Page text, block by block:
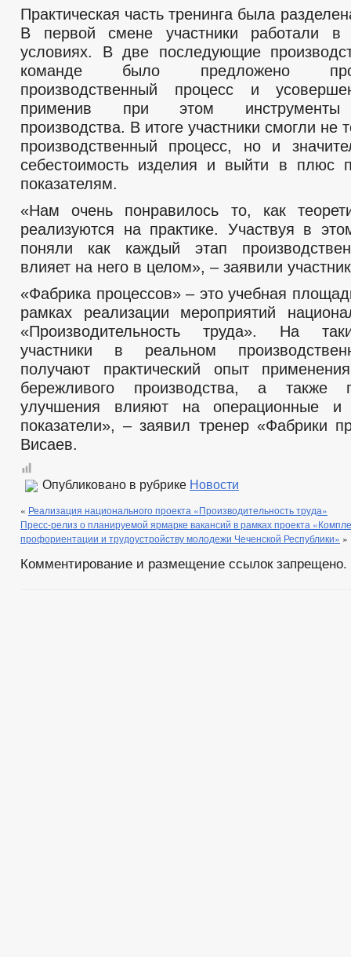
Практическая часть тренинга была
В первой смене участники работали в
условиях. В две последующие
команде было предложено
производственный процесс и
применив при этом инструменты
производства. В итоге участники смогли не
производственный процесс, но и
себестоимость изделия и выйти в плюс
показателям.
«Нам очень понравилось то, как
реализуются на практике. Участвуя в
поняли как каждый этап
влияет на него в целом», – заявили
«Фабрика процессов» – это учебная
рамках реализации мероприятий
«Производительность труда». На
участники в реальном
получают практический опыт
бережливого производства, а также
улучшения влияют на операционные и
показатели», – заявил тренер «Фабрики
Висаев.
Опубликовано в рубрике Новости
« Реализация национального проекта «Производительность труда»
Пресс-релиз о планируемой ярмарке вакансий в рамках проекта
профориентации и трудоустройству молодежи Чеченской Республики» »
Комментирование и размещение ссылок запрещено.